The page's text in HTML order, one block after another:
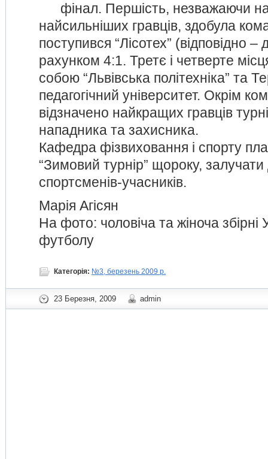
фінал. Першість, незважаючи на
найсильніших гравців, здобула
поступився “Лісотех” (відповідно –
рахунком 4:1. Третє і четверте
собою “Львівська політехніка” та
педагогічний університет. Окрім
відзначено найкращих гравців
нападника та захисника.
Кафедра фізвиховання і спорту
“Зимовий турнір” щороку, залучати
спортсменів-учасників.
Марія Агісян
На фото: чоловіча та жіноча збірні
футболу
Категорія: №3, березень 2009 р.
23 Березня, 2009 admin